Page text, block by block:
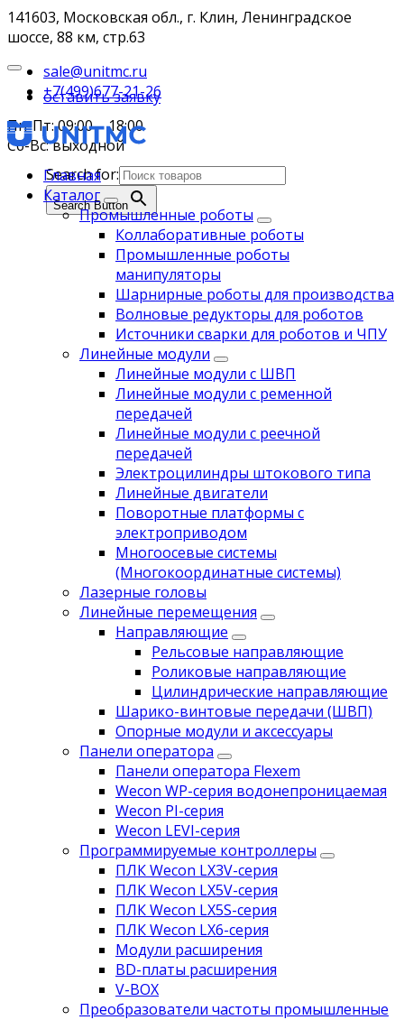
141603, Московская обл., г. Клин, Ленинградское
шоссе, 88 км, стр.63
sale@unitmc.ru
+7(499)677-21-26
Пн-Пт: 09:00 – 18:00
Сб-Вс: выходной
Search for:
Search Button
оставить заявку
Главная
Каталог
Промышленные роботы
Коллаборативные роботы
Промышленные роботы
манипуляторы
Шарнирные роботы для производства
Волновые редукторы для роботов
Источники сварки для роботов и ЧПУ
Линейные модули
Линейные модули с ШВП
Линейные модули с ременной
передачей
Линейные модули с реечной
передачей
Электроцилиндры штокового типа
Линейные двигатели
Поворотные платформы с
электроприводом
Многоосевые системы
(Многокоординатные системы)
Лазерные головы
Линейные перемещения
Направляющие
Рельсовые направляющие
Роликовые направляющие
Цилиндрические направляющие
Шарико-винтовые передачи (ШВП)
Опорные модули и аксессуары
Панели оператора
Панели оператора Flexem
Wecon WP-серия водонепроницаемая
Wecon PI-серия
Wecon LEVI-серия
Программируемые контроллеры
ПЛК Wecon LX3V-серия
ПЛК Wecon LX5V-серия
ПЛК Wecon LX5S-серия
ПЛК Wecon LX6-серия
Модули расширения
BD-платы расширения
V-BOX
Преобразователи частоты промышленные